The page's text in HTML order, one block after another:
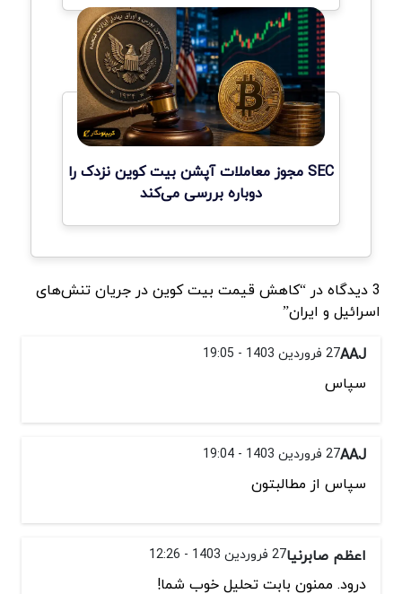
SEC مجوز معاملات آپشن بیت کوین نزدک را
دوباره بررسی می‌کند
3 دیدگاه در “کاهش قیمت بیت کوین در جریان تنش‌های
اسرائیل و ایران”
AAJ27 فروردین 1403 - 19:05
سپاس
AAJ27 فروردین 1403 - 19:04
سپاس از مطالبتون
اعظم صابرنیا27 فروردین 1403 - 12:26
درود. ممنون بابت تحلیل خوب شما!